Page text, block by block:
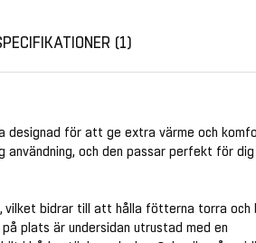
1
designad för att ge extra värme och
och den passar perfekt för
bidrar till att hålla fötterna torra och
plats är undersidan utrustad med en